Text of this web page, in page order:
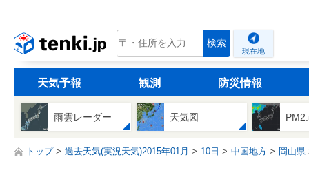
tenki.jp 検索
現在地
天気予報 観測 防災情報
雨雲レーダー 天気図
トップ 過去天気(実況天気)2015年01月 10日 中国地方 岡山県